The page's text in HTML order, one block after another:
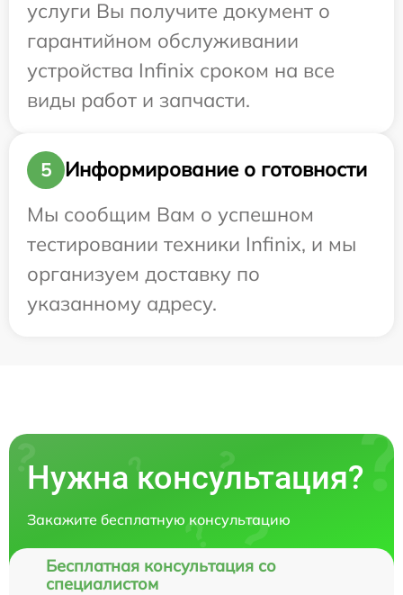
услуги Вы получите документ о
гарантийном обслуживании
устройства Infinix сроком на все
виды работ и запчасти.
5
Информирование о готовности
Мы сообщим Вам о успешном
тестировании техники Infinix, и мы
организуем доставку по
указанному адресу.
Нужна консультация?
Закажите бесплатную консультацию
Бесплатная консультация со
специалистом